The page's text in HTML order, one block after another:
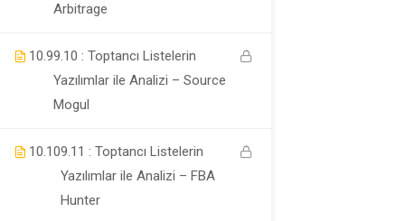
Arbitrage
10.99.10 : Toptancı Listelerin
Yazılımlar ile Analizi – Source
Mogul
10.109.11 : Toptancı Listelerin
Yazılımlar ile Analizi – FBA
Hunter
Hakkımızda
Support
Support